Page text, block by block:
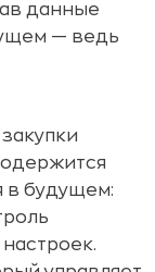
данные
— ведь
в будущем: